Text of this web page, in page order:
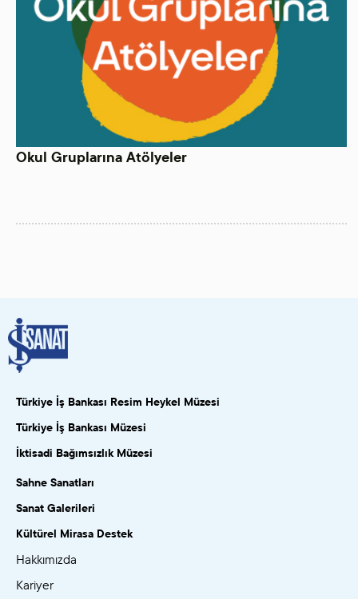
Okul Gruplarına Atölyeler
Türkiye İş Bankası Resim Heykel Müzesi
Türkiye İş Bankası Müzesi
İktisadi Bağımsızlık Müzesi
Sahne Sanatları
Sanat Galerileri
Kültürel Mirasa Destek
Hakkımızda
Kariyer